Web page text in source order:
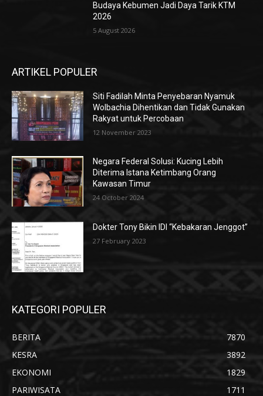
Budaya Kebumen Jadi Daya Tarik KTM
2026
5 August 2026
ARTIKEL POPULER
Siti Fadilah Minta Penyebaran Nyamuk
Wolbachia Dihentikan dan Tidak Gunakan
Rakyat untuk Percobaan
12 November 2023
Negara Federal Solusi: Kucing Lebih
Diterima Istana Ketimbang Orang
Kawasan Timur
24 October 2024
Dokter Tony Bikin IDI “Kebakaran Jenggot”
27 February 2023
KATEGORI POPULER
BERITA
7870
KESRA
3892
EKONOMI
1829
PARIWISATA
1711